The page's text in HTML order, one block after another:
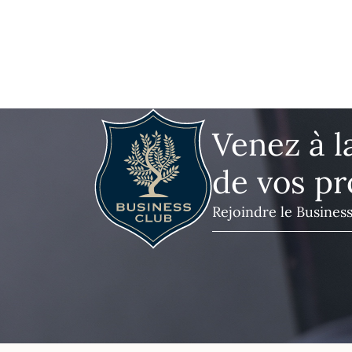
Venez à
de vos
Rejoindre le